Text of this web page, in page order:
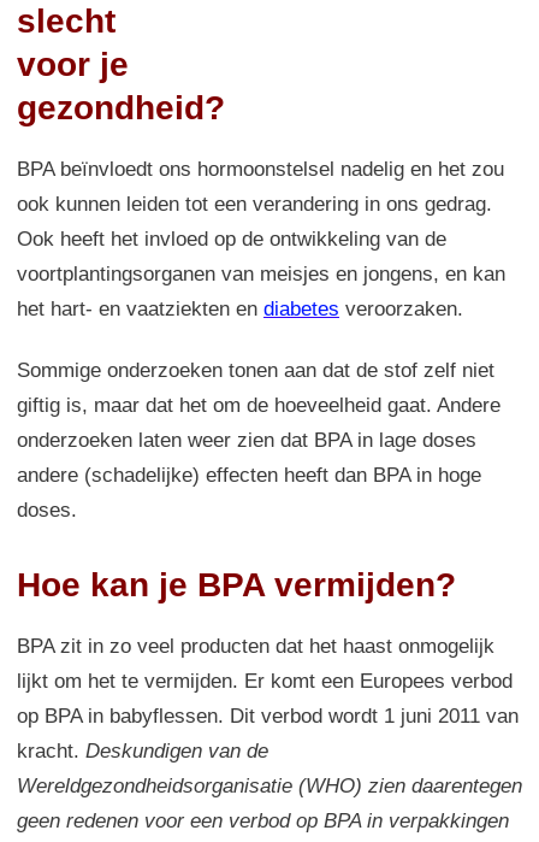
slecht
voor je
gezondheid?
BPA beïnvloedt ons hormoonstelsel nadelig en het zou
ook kunnen leiden tot een verandering in ons gedrag.
Ook heeft het invloed op de ontwikkeling van de
voortplantingsorganen van meisjes en jongens, en kan
het hart- en vaatziekten en diabetes veroorzaken.
Sommige onderzoeken tonen aan dat de stof zelf niet
giftig is, maar dat het om de hoeveelheid gaat. Andere
onderzoeken laten weer zien dat BPA in lage doses
andere (schadelijke) effecten heeft dan BPA in hoge
doses.
Hoe kan je BPA vermijden?
BPA zit in zo veel producten dat het haast onmogelijk
lijkt om het te vermijden. Er komt een Europees verbod
op BPA in babyflessen. Dit verbod wordt 1 juni 2011 van
kracht. Deskundigen van de
Wereldgezondheidsorganisatie (WHO) zien daarentegen
geen redenen voor een verbod op BPA in verpakkingen